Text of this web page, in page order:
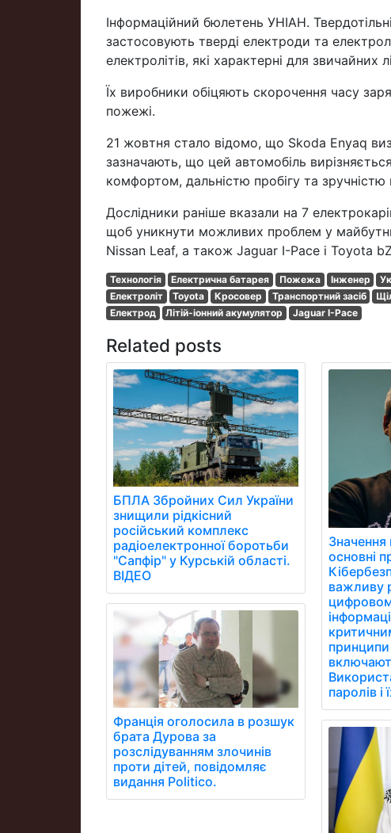
Інформаційний бюлетень УНІАН.
застосовують тверді електроди та
електролітів, які характерні для звичайних
Їх виробники обіцяють скорочення часу
пожежі.
21 жовтня стало відомо, що Skoda Enyaq
зазначають, що цей автомобіль
комфортом, дальністю пробігу та зручністю
Дослідники раніше вказали на 7
щоб уникнути можливих проблем у
Nissan Leaf, а також Jaguar I-Pace і Toyota
Технологія Електрична батарея Пожежа Інженер
Електроліт
Toyota Кросовер Транспортний засіб
Електрод
Літій-іонний акумулятор Jaguar I-Pace
Related posts
БПЛА Збройних Сил України
знищили рідкісний
російський комплекс
радіоелектронної боротьби
"Сапфір" у Курській області.
ВІДЕО
Франція оголосила в розшук
брата Дурова за
розслідуванням злочинів
проти дітей, повідомляє
видання Politico.
Значення
основні
важливу
принципи
паролів і